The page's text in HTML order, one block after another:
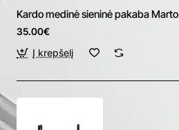
Kardo medinė sieninė pakaba Marto
35.00€
Į krepšelį